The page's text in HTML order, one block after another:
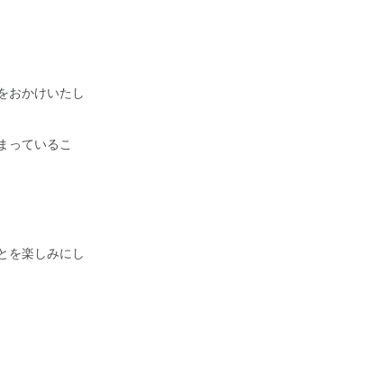
おかけいたし
っているこ
を楽しみにし